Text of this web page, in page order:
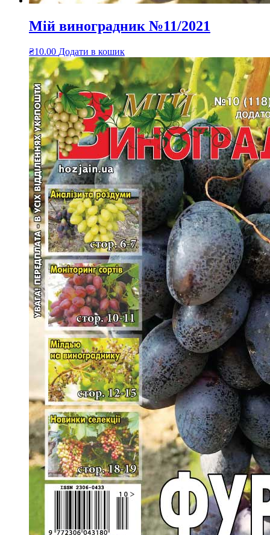
Мій виноградник №11/2021
₴10.00 Додати в кошик